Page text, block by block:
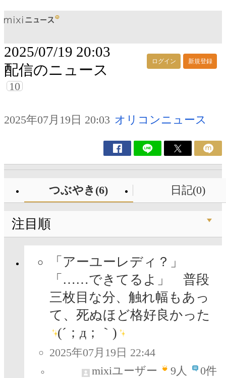
ログイン 新規登録
2025/07/19 20:03
配信のニュース
10
2025年07月19日 20:03 オリコンニュース
つぶやき(6) 日記(0)
注目順
「アーユーレディ？」
「……できてるよ」 普段
三枚目な分、触れ幅もあっ
て、死ぬほど格好良かった
(´；д；｀)
2025年07月19日 22:44
mixiユーザー
9人 0件